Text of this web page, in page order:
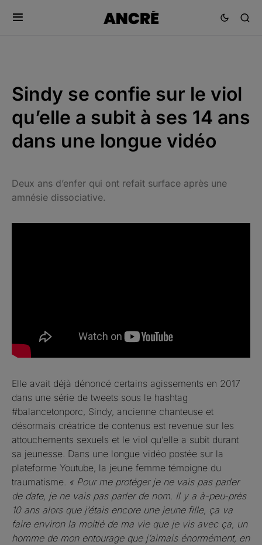
Sindy se confie sur le viol
qu’elle a subit à ses 14 ans
dans une longue vidéo
Deux ans d’enfer qui ont refait surface après une
amnésie dissociative.
Elle avait déjà dénoncé certains agissements en 2017
dans une série de tweets sous le hashtag
#balancetonporc, Sindy, ancienne chanteuse et
désormais créatrice de contenus est revenue sur les
attouchements sexuels et le viol qu’elle a subit durant
sa jeunesse. Dans une longue vidéo postée sur la
plateforme Youtube, la jeune femme témoigne du
traumatisme. « Pour me protéger je ne vais pas parler
de date, je ne vais pas parler de nom. Il y a à-peu-près
10 ans alors que j’étais encore une jeune fille, ça va
faire environ la moitié de ma vie que je vis avec ça, un
homme de mon entourage que j’aimais énormément, en